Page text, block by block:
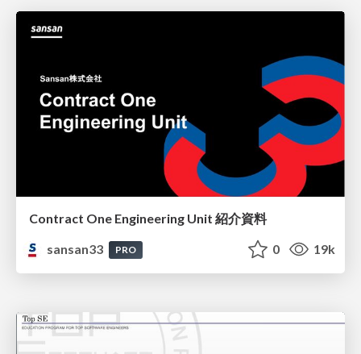
Contract One Engineering Unit 紹介資料
sansan33
PRO 0 19k